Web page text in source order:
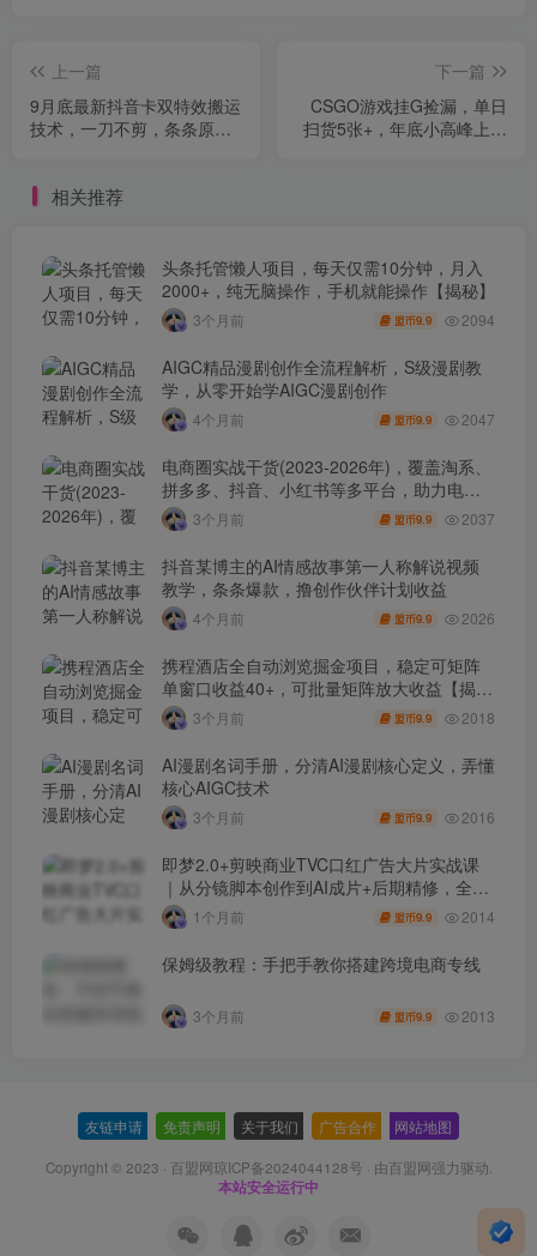
上一篇
9月底最新抖音卡双特效搬运
技术，一刀不剪，条条原
下一篇
CSGO游戏挂G捡漏，单日
扫货5张+，年底小高峰上车
相关推荐
头条托管懒人项目，每天仅需10分钟，月入
2000+，纯无脑操作，手机就能操作【揭秘】
3个月前 盟币9.9 2094
AIGC精品漫剧创作全流程解析，S级漫剧教
学，从零开始学AIGC漫剧创作
4个月前 盟币9.9 2047
电商圈实战干货(2023-2026年)，覆盖淘系、
拼多多、抖音、小红书等多平台，助力电商
人避开坑、提效率、稳盈利(更新4月)
3个月前 盟币9.9 2037
抖音某博主的AI情感故事第一人称解说视频
教学，条条爆款，撸创作伙伴计划收益
4个月前 盟币9.9 2026
携程酒店全自动浏览掘金项目，稳定可矩阵
单窗口收益40+，可批量矩阵放大收益【揭
秘】3个月前 盟币9.9 2018
AI漫剧名词手册，分清AI漫剧核心定义，弄懂
核心AIGC技术
3个月前 盟币9.9 2016
即梦2.0+剪映商业TVC口红广告大片实战课
｜从分镜脚本创作到AI成片+后期精修，全流
程打造品牌级产品广告
1个月前 盟币9.9 2014
保姆级教程：手把手教你搭建跨境电商专线
3个月前 盟币9.9 2013
友链申请 免责声明 关于我们 广告合作 网站地图
Copyright © 2023 · 百盟网琼ICP备2024044128号 · 由百盟网强力驱动.
本站安全运行中